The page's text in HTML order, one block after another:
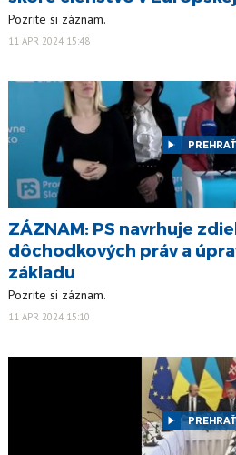
Pozrite si záznam.
11 APR 2024 15:48
PREHRAŤ
ZÁZNAM: PS navrhuje
dôchodkových práv a
základu
Pozrite si záznam.
11 APR 2024 15:10
PREHRAŤ